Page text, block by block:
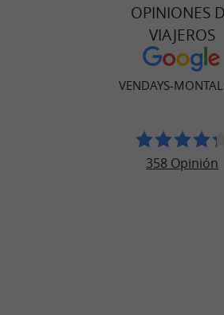
OPINIONES
VIAJEROS
VENDAYS-
358 Opinión